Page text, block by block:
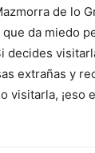
de lo
da miedo
decides
extrañas y
visitarla, ¡eso